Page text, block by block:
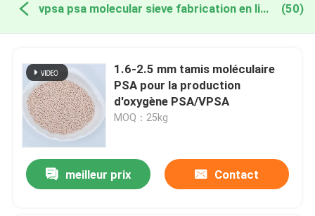
vpsa psa molecular sieve fabrication en ligne (50)
1.6-2.5 mm tamis moléculaire
PSA pour la production
d'oxygène PSA/VPSA
MOQ：25kg
meilleur prix Contact